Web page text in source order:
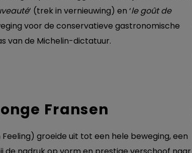
‘ (trek in vernieuwing) en ‘le goût de
voor de conservatieve gastronomische
van de Michelin-dictatuur.
Fransen
groeide uit tot een hele beweging, een